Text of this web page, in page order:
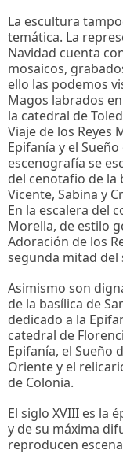
La escultura
temática. La
Navidad cuenta
mosaicos,
ello las podemos
Magos labrados
la catedral de
Viaje de los Reyes
Epifanía y el
escenografía se
del cenotafio de la
Vicente, Sabina y
En la escalera del
Morella, de estilo
Adoración de los
segunda mitad del
Asimismo son
de la basílica de
dedicado a la
catedral de
Epifanía, el Sueño
Oriente y el
de Colonia.
El siglo XVIII es la
y de su máxima
reproducen